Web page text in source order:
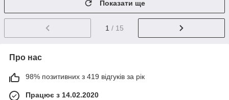
Показати ще
1 / 15
Про нас
98% позитивних з 419 відгуків за рік
Працює з 14.02.2020